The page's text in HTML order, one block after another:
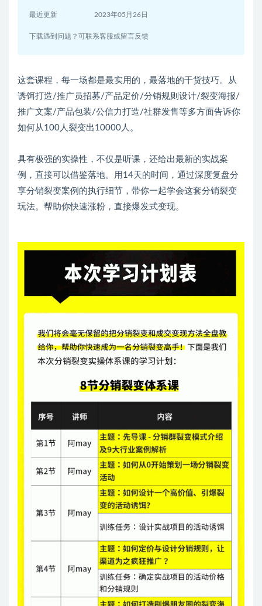
最近更新 2023年05月26日
下载遇到问题？可联系客服或留言反馈
这套课程，每一场都是最实用的，最落地的干货技巧。从
诱饵打造/推广员招募/产品定价/分销规则设计/裂变海报/
推广文案/产品包装/公信力打造/社群发售等多方面告诉你
如何从100人裂变出10000人。
具有极强的实操性，不仅是听课，还给出最新的实战案
例，直接可以借鉴落地。用14天的时间，通过深度复盘分
享分销裂变案例的执行细节，带你一起学会这套分销裂变
玩法。帮助你快速涨粉，直接爆发式变现。